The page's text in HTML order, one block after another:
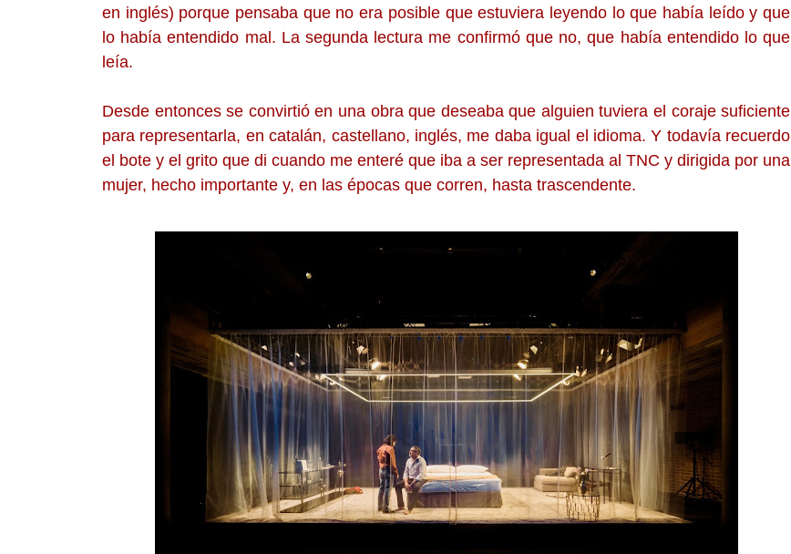
en inglés) porque pensaba que no era posible que estuviera leyendo lo que había leído y que
lo había entendido mal. La segunda lectura me confirmó que no, que había entendido lo que
leía.
Desde entonces se convirtió en una obra que deseaba que alguien tuviera el coraje suficiente
para representarla, en catalán, castellano, inglés, me daba igual el idioma. Y todavía recuerdo
el bote y el grito que di cuando me enteré que iba a ser representada al TNC y dirigida por una
mujer, hecho importante y, en las épocas que corren, hasta trascendente.